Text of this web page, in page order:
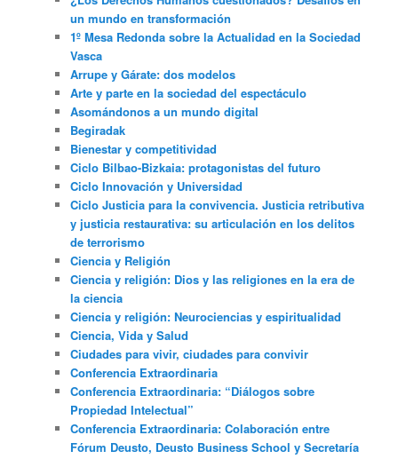
un mundo en transformación
1º Mesa Redonda sobre la Actualidad en la Sociedad
Vasca
Arrupe y Gárate: dos modelos
Arte y parte en la sociedad del espectáculo
Asomándonos a un mundo digital
Begiradak
Bienestar y competitividad
Ciclo Bilbao-Bizkaia: protagonistas del futuro
Ciclo Innovación y Universidad
Ciclo Justicia para la convivencia. Justicia retributiva
y justicia restaurativa: su articulación en los delitos
de terrorismo
Ciencia y Religión
Ciencia y religión: Dios y las religiones en la era de
la ciencia
Ciencia y religión: Neurociencias y espiritualidad
Ciencia, Vida y Salud
Ciudades para vivir, ciudades para convivir
Conferencia Extraordinaria
Conferencia Extraordinaria: “Diálogos sobre
Propiedad Intelectual”
Conferencia Extraordinaria: Colaboración entre
Fórum Deusto, Deusto Business School y Secretaría